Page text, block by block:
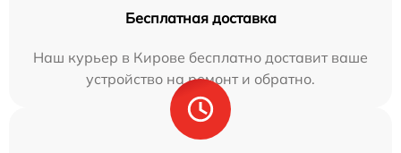
Бесплатная доставка
Наш курьер в Кирове бесплатно доставит ваше
устройство на ремонт и обратно.